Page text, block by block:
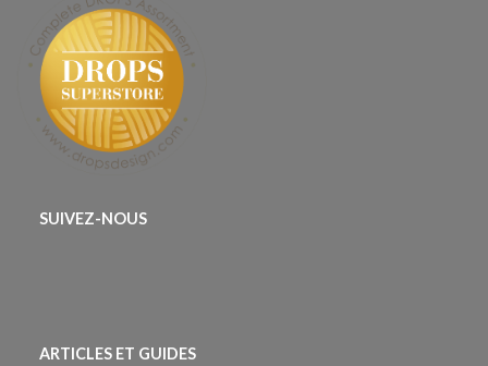
SUIVEZ-NOUS
ARTICLES ET GUIDES